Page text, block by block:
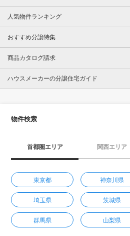
人気物件ランキング
おすすめ分譲特集
商品カタログ請求
ハウスメーカーの分譲住宅ガイド
物件検索
首都圏エリア 関西エリア
東京都 神奈川県
埼玉県 茨城県
群馬県 山梨県